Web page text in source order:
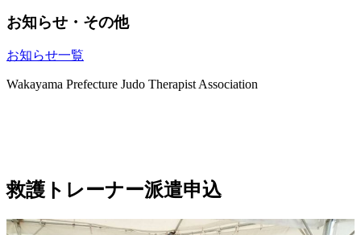
お知らせ・その他
お知らせ一覧
Wakayama Prefecture Judo Therapist Association
救護トレーナー派遣申込